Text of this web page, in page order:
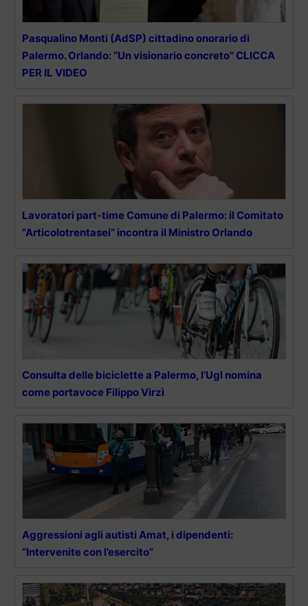
Pasqualino Monti (AdSP) cittadino onorario di
Palermo. Orlando: “Un visionario concreto” CLICCA
PER IL VIDEO
Lavoratori part-time Comune di Palermo: il Comitato
“Articolotrentasei” incontra il Ministro Orlando
Consulta delle biciclette a Palermo, l’Ugl nomina
come portavoce Filippo Virzì
Aggressioni agli autisti Amat, i dipendenti:
“Intervenite con l’esercito”